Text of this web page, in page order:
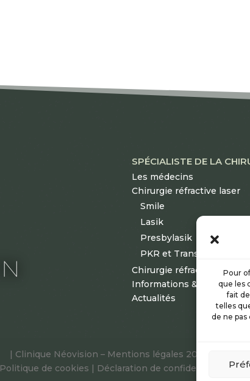
Pour
que les
fait
telles
de ne
SPÉCIALISTE DE LA
Les médecins
Chirurgie réfractive laser
Smile
Lasik
Presbylasik
PKR et TransPKR
Chirurgie réfractive par
Informations & tarifs
Actualités
Mentions légales
Politique de cookies
Déclaration de confidentialité